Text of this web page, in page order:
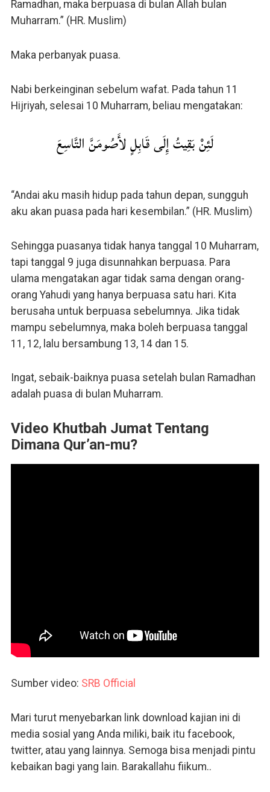
Ramadhan, maka berpuasa di bulan Allah bulan
Muharram.” (HR. Muslim)
Maka perbanyak puasa.
Nabi berkeinginan sebelum wafat. Pada tahun 11
Hijriyah, selesai 10 Muharram, beliau mengatakan:
لَئِنْ بَقِيتُ إِلَى قَابِلٍ لأَصُومَنَّ التَّاسِعَ
“Andai aku masih hidup pada tahun depan, sungguh
aku akan puasa pada hari kesembilan.” (HR. Muslim)
Sehingga puasanya tidak hanya tanggal 10 Muharram,
tapi tanggal 9 juga disunnahkan berpuasa. Para
ulama mengatakan agar tidak sama dengan orang-
orang Yahudi yang hanya berpuasa satu hari. Kita
berusaha untuk berpuasa sebelumnya. Jika tidak
mampu sebelumnya, maka boleh berpuasa tanggal
11, 12, lalu bersambung 13, 14 dan 15.
Ingat, sebaik-baiknya puasa setelah bulan Ramadhan
adalah puasa di bulan Muharram.
Video Khutbah Jumat Tentang
Dimana Qur’an-mu?
Sumber video: SRB Official
Mari turut menyebarkan link download kajian ini di
media sosial yang Anda miliki, baik itu facebook,
twitter, atau yang lainnya. Semoga bisa menjadi pintu
kebaikan bagi yang lain. Barakallahu fiikum..